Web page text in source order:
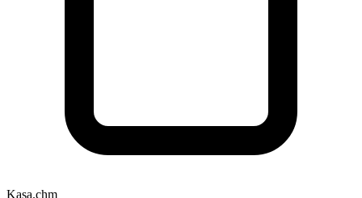
Kasa.chm